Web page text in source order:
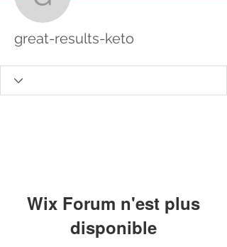
great-results-keto
great-results-keto
Wix Forum n'est plus
disponible